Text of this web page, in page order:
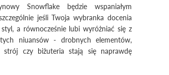
Snowflake będzie wspaniałym
jeśli Twoja wybranka docenia
styl, a równocześnie lubi wyróżniać się z
niuansów - drobnych elementów,
strój czy biżuteria stają się naprawdę